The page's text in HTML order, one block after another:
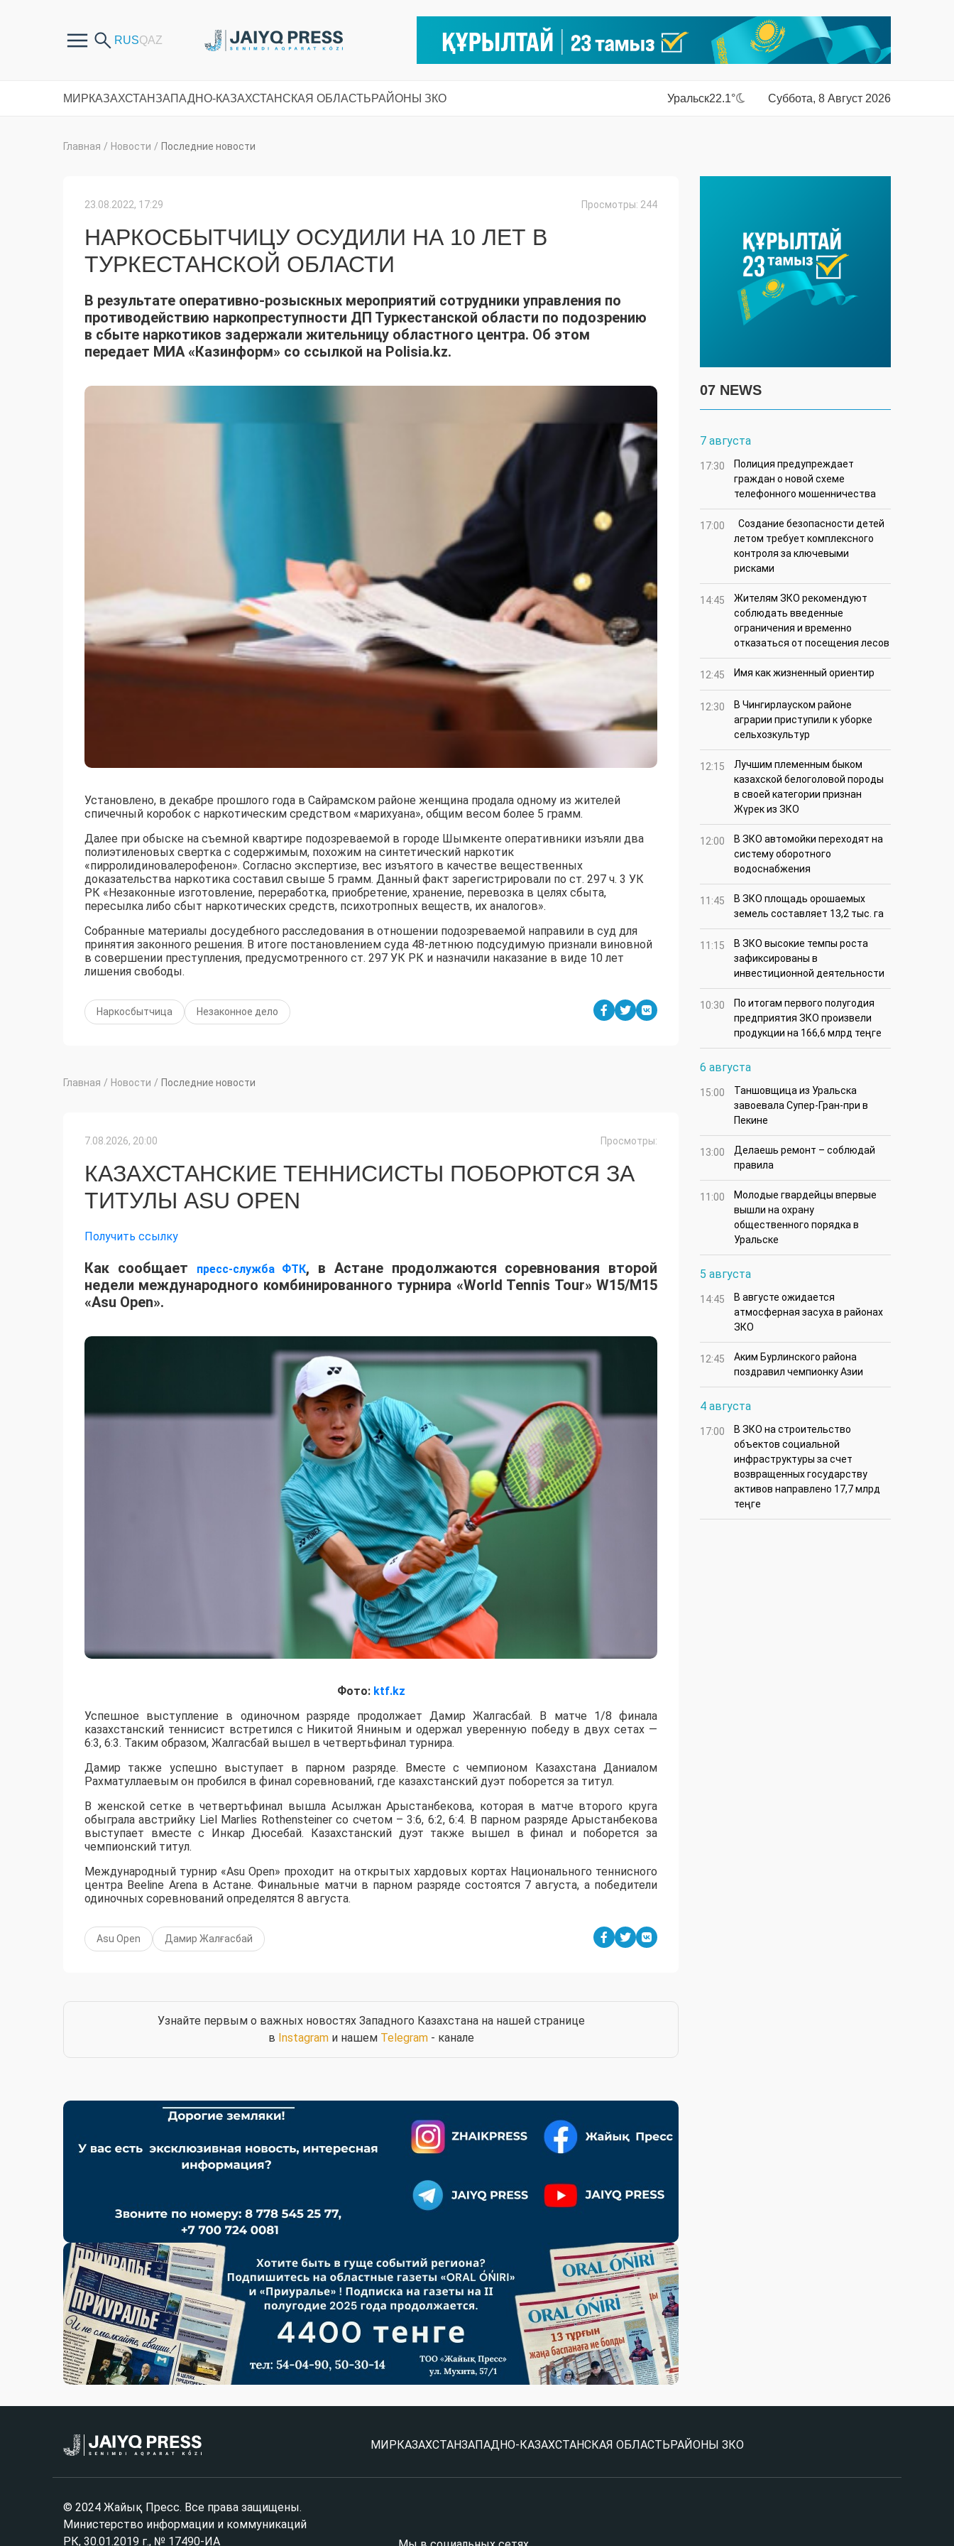
МИРКАЗАХСТАНЗАПАДНО-КАЗАХСТАНСКАЯ ОБЛАСТЬРАЙОНЫ ЗКО Уральск22.1° Суббота, 8 Август 2026
Главная / Новости / Последние новости
23.08.2022, 17:29 Просмотры: 244
НАРКОСБЫТЧИЦУ ОСУДИЛИ НА 10 ЛЕТ В
ТУРКЕСТАНСКОЙ ОБЛАСТИ
В результате оперативно-розыскных мероприятий сотрудники управления по
противодействию наркопреступности ДП Туркестанской области по подозрению
в сбыте наркотиков задержали жительницу областного центра. Об этом
передает МИА «Казинформ» со ссылкой на Polisia.kz.
Установлено, в декабре прошлого года в Сайрамском районе женщина продала одному из жителей
спичечный коробок с наркотическим средством «марихуана», общим весом более 5 грамм.
Далее при обыске на съемной квартире подозреваемой в городе Шымкенте оперативники изъяли два
полиэтиленовых свертка с содержимым, похожим на синтетический наркотик
«пирролидиновалерофенон». Согласно экспертизе, вес изъятого в качестве вещественных
доказательства наркотика составил свыше 5 грамм. Данный факт зарегистрировали по ст. 297 ч. 3 УК
РК «Незаконные изготовление, переработка, приобретение, хранение, перевозка в целях сбыта,
пересылка либо сбыт наркотических средств, психотропных веществ, их аналогов».
Собранные материалы досудебного расследования в отношении подозреваемой направили в суд для
принятия законного решения. В итоге постановлением суда 48-летнюю подсудимую признали виновной
в совершении преступления, предусмотренного ст. 297 УК РК и назначили наказание в виде 10 лет
лишения свободы.
Наркосбытчица Незаконное дело
Главная / Новости / Последние новости
7.08.2026, 20:00 Просмотры:
КАЗАХСТАНСКИЕ ТЕННИСИСТЫ ПОБОРЮТСЯ ЗА
ТИТУЛЫ ASU OPEN
Получить ссылку
Как сообщает пресс-служба ФТК, в Астане продолжаются соревнования второй
недели международного комбинированного турнира «World Tennis Tour» W15/M15
«Asu Open».
Фото: ktf.kz
Успешное выступление в одиночном разряде продолжает Дамир Жалгасбай. В матче 1/8 финала
казахстанский теннисист встретился с Никитой Яниным и одержал уверенную победу в двух сетах —
6:3, 6:3. Таким образом, Жалгасбай вышел в четвертьфинал турнира.
Дамир также успешно выступает в парном разряде. Вместе с чемпионом Казахстана Даниалом
Рахматуллаевым он пробился в финал соревнований, где казахстанский дуэт поборется за титул.
В женской сетке в четвертьфинал вышла Асылжан Арыстанбекова, которая в матче второго круга
обыграла австрийку Liel Marlies Rothensteiner со счетом – 3:6, 6:2, 6:4. В парном разряде Арыстанбекова
выступает вместе с Инкар Дюсебай. Казахстанский дуэт также вышел в финал и поборется за
чемпионский титул.
Международный турнир «Asu Open» проходит на открытых хардовых кортах Национального теннисного
центра Beeline Arena в Астане. Финальные матчи в парном разряде состоятся 7 августа, а победители
одиночных соревнований определятся 8 августа.
Asu Open Дамир Жалғасбай
Узнайте первым о важных новостях Западного Казахстана на нашей странице
в Instagramи нашем Telegram- канале
07 NEWS
7 августа
17:30
Полиция предупреждает
граждан о новой схеме
телефонного мошенничества
17:00
Создание безопасности детей
летом требует комплексного
контроля за ключевыми
рисками
14:45
Жителям ЗКО рекомендуют
соблюдать введенные
ограничения и временно
отказаться от посещения лесов
12:45 Имя как жизненный ориентир
12:30
В Чингирлауском районе
аграрии приступили к уборке
сельхозкультур
12:15
Лучшим племенным быком
казахской белоголовой породы
в своей категории признан
Жүрек из ЗКО
12:00
В ЗКО автомойки переходят на
систему оборотного
водоснабжения
11:45
В ЗКО площадь орошаемых
земель составляет 13,2 тыс. га
11:15
В ЗКО высокие темпы роста
зафиксированы в
инвестиционной деятельности
10:30
По итогам первого полугодия
предприятия ЗКО произвели
продукции на 166,6 млрд теңге
6 августа
15:00
Таншовщица из Уральска
завоевала Супер-Гран-при в
Пекине
13:00
Делаешь ремонт – соблюдай
правила
11:00
Молодые гвардейцы впервые
вышли на охрану
общественного порядка в
Уральске
5 августа
14:45
В августе ожидается
атмосферная засуха в районах
ЗКО
12:45
Аким Бурлинского района
поздравил чемпионку Азии
4 августа
17:00
В ЗКО на строительство
объектов социальной
инфраструктуры за счет
возвращенных государству
активов направлено 17,7 млрд
теңге
МИРКАЗАХСТАНЗАПАДНО-КАЗАХСТАНСКАЯ ОБЛАСТЬРАЙОНЫ ЗКО
© 2024 Жайық Пресс. Все права защищены.
Министерство информации и коммуникаций
РК, 30.01.2019 г., № 17490-ИА